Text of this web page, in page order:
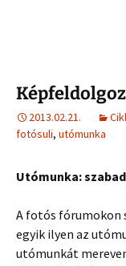
2013.02.21.
fotósuli, utómunka
Utómunka:
A fotós fórumokon
egyik ilyen az
utómunkát